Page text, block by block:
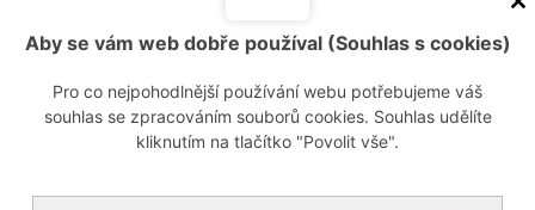
Hlavní výhody generátoru dusíku PMNG 1-3:
čistota dusíku až 99,5 %
minimalizace pohyblivých součástí uvnitř zařízení
Aby se vám web dobře používal (Souhlas s cookies)
Pro co nejpohodlnější používání webu potřebujeme váš
souhlas se zpracováním souborů cookies. Souhlas udělíte
kliknutím na tlačítko "Povolit vše".